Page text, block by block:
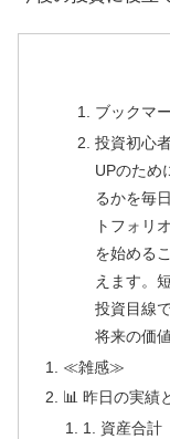
ブックマ
投資初心
UPのため
るかを毎
トフォリ
を始める
えます。
投資目線
将来の価
≪雑感≫
📊 昨日の実績
1. 資産合計